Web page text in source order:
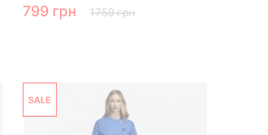
799 грн 1759 грн